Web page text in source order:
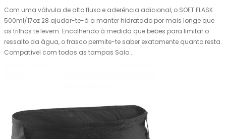
Com uma válvula de alto fluxo e aderência adicional, o SOFT FLASK
500ml/17oz 28 ajudar-te-á a manter hidratado por mais longe que
os trilhos te levem. Encolhendo à medida que bebes para limitar o
ressalto da água, o frasco permite-te saber exatamente quanto resta.
Compatível com todas as tampas Salo..